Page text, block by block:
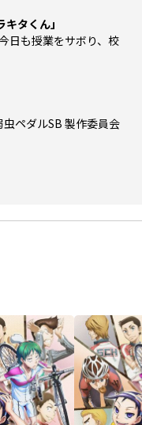
タくん」
日も授業をサボり、校
ペダルSB 製作委員会